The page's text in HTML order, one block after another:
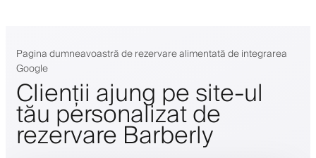
Pagina dumneavoastră de rezervare alimentată de integrarea
Google
Clienții ajung pe site-ul
tău personalizat de
rezervare Barberly